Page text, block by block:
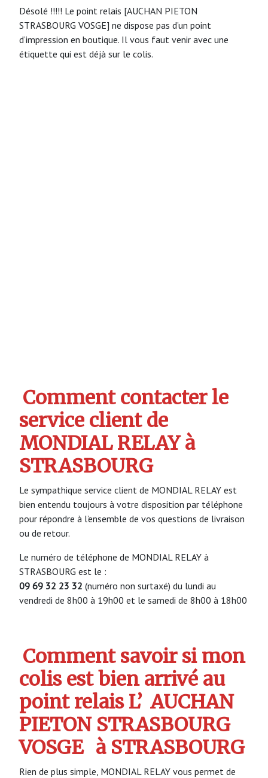
Désolé !!!!! Le point relais [AUCHAN PIETON
STRASBOURG VOSGE] ne dispose pas d’un point
d’impression en boutique. Il vous faut venir avec une
étiquette qui est déjà sur le colis.
Comment contacter le
service client de
MONDIAL RELAY à
STRASBOURG
Le sympathique service client de MONDIAL RELAY est
bien entendu toujours à votre disposition par téléphone
pour répondre à l’ensemble de vos questions de livraison
ou de retour.
Le numéro de téléphone de MONDIAL RELAY à
STRASBOURG est le :
09 69 32 23 32 (numéro non surtaxé) du lundi au
vendredi de 8h00 à 19h00 et le samedi de 8h00 à 18h00
Comment savoir si mon
colis est bien arrivé au
point relais L’ AUCHAN
PIETON STRASBOURG
VOSGE à STRASBOURG
Rien de plus simple, MONDIAL RELAY vous permet de